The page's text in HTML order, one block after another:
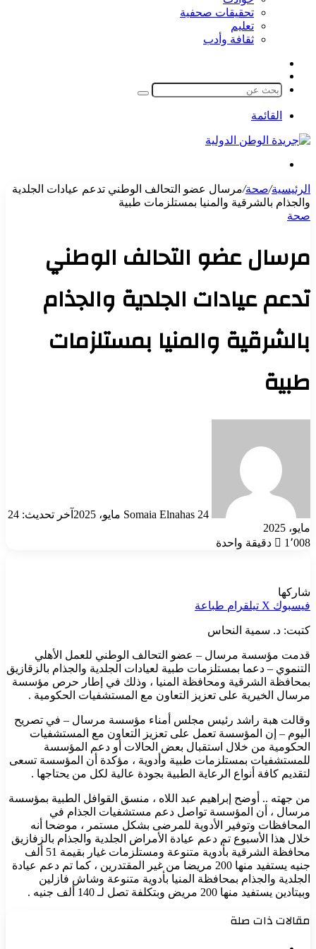
تحقيقات صحفية
تعليم
ثقافة وأدب
المظلم
بحث
القائمة
الرئيسية/صحة/مرسال عضو التحالف الوطني تدعم عيادات الجلدية
والجذام بالشرقية والمنيا بمستلزمات طبية
صحة
مرسال عضو التحالف الوطني
تدعم عيادات الجلدية والجذام
بالشرقية والمنيا بمستلزمات
طبية
Somaia Elnahas 24 مايو، 2025
آخر تحديث: 24
مايو، 2025
1٬008
دقيقة واحدة
شاركها
فيسبوك ‫X تيلقرام طباعة
كتبت: د. سمية النحاس
قدمت مؤسسة مرسال – عضو التحالف الوطني للعمل الأهلي
التنموي – دعما بمستلزمات طبية لعيادات الجلدية والجذام بالزقازيق
بمحافظة الشرقية ومحافظة المنيا ، وذلك في إطار حرص مؤسسة
مرسال الخيرية على تعزيز التعاون مع المستشفيات الحكومية .
وقالت هبة راشد رئيس مجلس أمناء مؤسسة مرسال – في تصريح
اليوم – إن المؤسسة تعمل على تعزيز التعاون مع المستشفيات
الحكومية من خلال استقبال بعض الحالات أو دعم المؤسسة
للمستشفيات بمستلزمات طبية وأدوية ، مؤكدة أن المؤسسة تسعى
لتقديم كافة أنواع الرعاية الطبية بجودة عالية لكل من يحتاجها .
من جهته .. أوضح إبراهيم عبد اللاه ، منسق القوافل الطبية بمؤسسة
مرسال ، أن المؤسسة تواصل دعم مستشفيات الجذام في
المحافظات وتوفير الأدوية للمرضى بشكل مستمر ، موضحا أنه
خلال هذا الأسبوع تم دعم عيادة الأمراض الجلدية والجذام بالزفازيق
محافظة الشرقية بأدوية متنوعة ومستلزمات غيار بقيمة 51 ألف
جنيه يستفيد منها 200 مريضا من غير المقتدرين ، كما تم دعم عيادة
الجلدية والجذام بمحافظة المنيا بأدوية متنوعة وشاش فازلين
وبيتادين يستفيد منها 200 مريض وبتكلفة تصل لـ 140 ألف جنيه .
مقالات ذات صلة